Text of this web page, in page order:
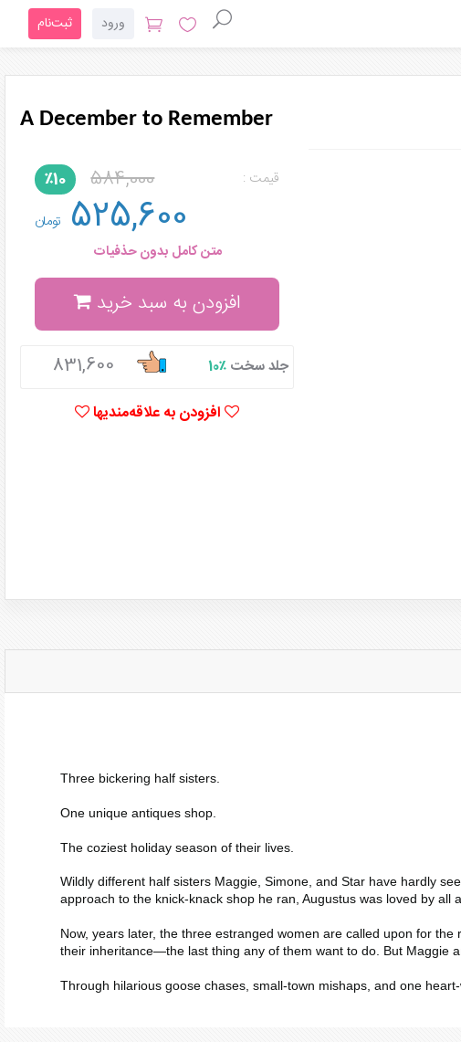
ورود ثبت‌نام
A December to Remember
قیمت : 584,000 ٪10
525,600 تومان
متن کامل بدون حذفیات
افزودن به سبد خرید
جلد سخت ٪10 831,600
افزودن به علاقه‌مندیها
Three bickering half sisters.
One unique antiques shop.
The coziest holiday season of their lives.
Wildly different half sisters Maggie, Simone, and Star have hardly
approach to the knick-knack shop he ran, Augustus was loved by all
Now, years later, the three estranged women are called upon for
their inheritance—the last thing any of them want to do. But Maggie
Through hilarious goose chases, small-town mishaps, and one